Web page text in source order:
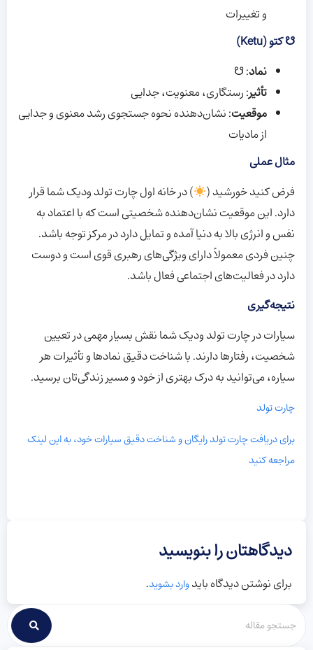
و تغییرات
☋ کتو (Ketu)
نماد: ☋
تأثیر: رستگاری، معنویت، جدایی
موقعیت: نشان‌دهنده نحوه جستجوی رشد معنوی و جدایی
از مادیات
مثال عملی
فرض کنید خورشید (
) در خانه اول چارت تولد ودیک شما قرار
دارد. این موقعیت نشان‌دهنده شخصیتی است که با اعتماد به
نفس و انرژی بالا به دنیا آمده و تمایل دارد در مرکز توجه باشد.
چنین فردی معمولاً دارای ویژگی‌های رهبری قوی است و دوست
دارد در فعالیت‌های اجتماعی فعال باشد.
نتیجه‌گیری
سیارات در چارت تولد ودیک شما نقش بسیار مهمی در تعیین
شخصیت، رفتارها دارند. با شناخت دقیق نمادها و تأثیرات هر
سیاره، می‌توانید به درک بهتری از خود و مسیر زندگی‌تان برسید.
چارت تولد
برای دریافت چارت تولد رایگان و شناخت دقیق سیارات خود، به این لینک
مراجعه کنید
دیدگاهتان را بنویسید
برای نوشتن دیدگاه بایدوارد بشوید.